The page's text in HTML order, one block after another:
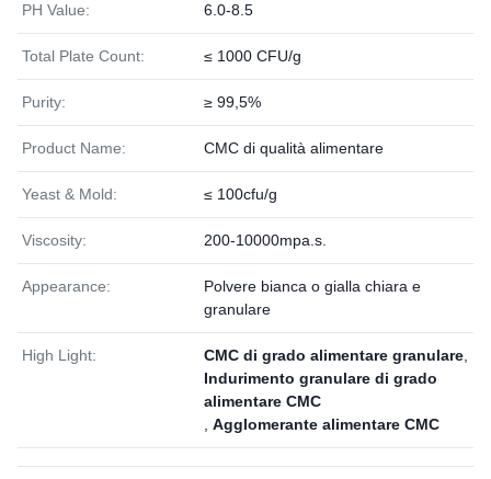
PH Value: 6.0-8.5
Total Plate Count: ≤ 1000 CFU/g
Purity: ≥ 99,5%
Product Name: CMC di qualità alimentare
Yeast & Mold: ≤ 100cfu/g
Viscosity: 200-10000mpa.s.
Appearance:
Polvere bianca o gialla chiara e
granulare
High Light: CMC di grado alimentare granulare
Indurimento granulare di grado
alimentare CMC
Agglomerante alimentare CMC